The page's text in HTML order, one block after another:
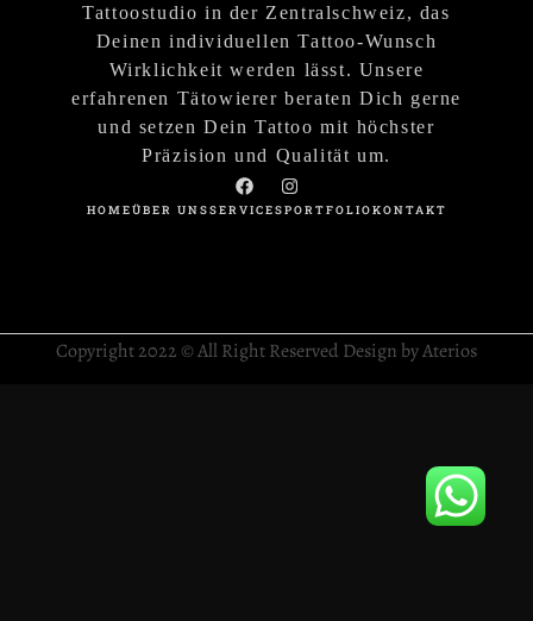
Tattoostudio in der Zentralschweiz, das
Deinen individuellen Tattoo-Wunsch
Wirklichkeit werden lässt. Unsere
erfahrenen Tätowierer beraten Dich gerne
und setzen Dein Tattoo mit höchster
Präzision und Qualität um.
HOMEÜBER UNSSERVICESPORTFOLIOKONTAKT
Copyright 2022 © All Right Reserved Design by Aterios